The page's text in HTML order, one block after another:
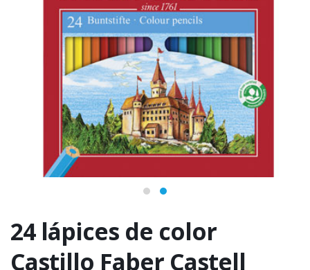
24 lápices de color
Castillo Faber Castell